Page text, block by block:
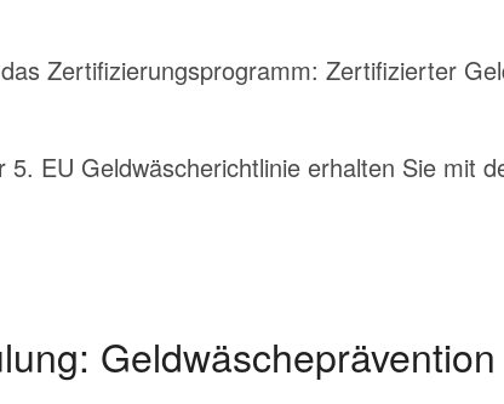
Zertifizierungsprogramm: Zertifizierter
5. EU Geldwäscherichtlinie erhalten Sie mit